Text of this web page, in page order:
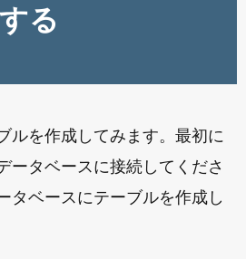
る
ルを作成してみます。最初に
ータベースに接続してくださ
タベースにテーブルを作成し